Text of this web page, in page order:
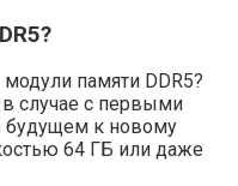
памяти DDR5?
случае с первыми
будущем к новому
64 ГБ или даже